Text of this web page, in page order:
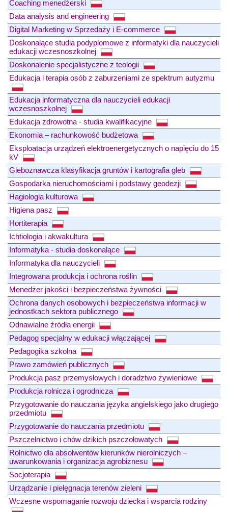
Coaching menedżerski
Data analysis and engineering
Digital Marketing w Sprzedaży i E-commerce
Doskonalące studia podyplomowe z informatyki dla nauczycieli
edukacji wczesnoszkolnej
Doskonalenie specjalistyczne z teologii
Edukacja i terapia osób z zaburzeniami ze spektrum autyzmu
Edukacja informatyczna dla nauczycieli edukacji
wczesnoszkolnej
Edukacja zdrowotna - studia kwalifikacyjne
Ekonomia – rachunkowość budżetowa
Eksploatacja urządzeń elektroenergetycznych o napięciu do 15
kV
Gleboznawcza klasyfikacja gruntów i kartografia gleb
Gospodarka nieruchomościami i podstawy geodezji
Hagiologia kulturowa
Higiena pasz
Hortiterapia
Ichtiologia i akwakultura
Informatyka - studia doskonalące
Informatyka dla nauczycieli
Integrowana produkcja i ochrona roślin
Menedżer jakości i bezpieczeństwa żywności
Ochrona danych osobowych i bezpieczeństwa informacji w
jednostkach sektora publicznego
Odnawialne źródła energii
Pedagog specjalny w edukacji włączającej
Pedagogika szkolna
Prawo zamówień publicznych
Produkcja pasz przemysłowych i doradztwo żywieniowe
Produkcja rolnicza i ogrodnicza
Przygotowanie do nauczania języka angielskiego jako drugiego
przedmiotu
Przygotowanie do nauczania przedmiotu
Pszczelnictwo i chów dzikich pszczołowatych
Rolnictwo dla absolwentów kierunków nierolniczych –
uwarunkowania i organizacja agrobiznesu
Socjoterapia
Urządzanie i pielęgnacja terenów zieleni
Wczesne wspomaganie rozwoju dziecka i wsparcia rodziny